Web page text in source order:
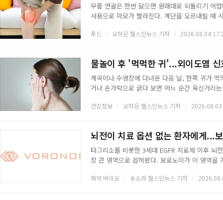
무릎 연골은 한번 닳으면 원래대로 되돌리기 어
사용으로 마모가 빨라진다. 계단을 오르내릴 때
루는 재료를 보충하면 진행 속도를 늦추는 데
푸드 오하은 헬스인뉴스 기자 2026.08.04
물놀이 후 '먹먹한 귀'...외이도염 신
계곡이나 수영장에 다녀온 다음 날, 한쪽 귀가
거나 손가락으로 긁다 보면 어느 순간 욱신거리
어지는 좁은 통로다. 이곳에 세균이나 곰팡이가
건강정보 오하은 헬스인뉴스 기자
뇌전이 치료 옵션 없는 환자에게...
타그리소를 비롯한 3세대 EGFR 치료제 이후 뇌
장 큰 영역으로 꼽혀왔다. 보로노이가 이 영역을
다고 밝혔다. 이번 홍콩 임상은 EGFR 비소세
제약·바이오 송소라 헬스인뉴스 기자